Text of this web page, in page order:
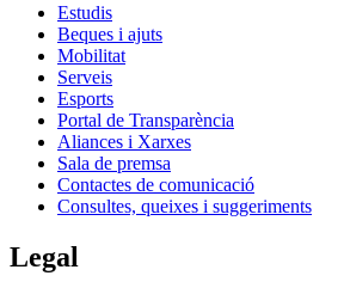
Estudis
Beques i ajuts
Mobilitat
Serveis
Esports
Portal de Transparència
Aliances i Xarxes
Sala de premsa
Contactes de comunicació
Consultes, queixes i suggeriments
Legal